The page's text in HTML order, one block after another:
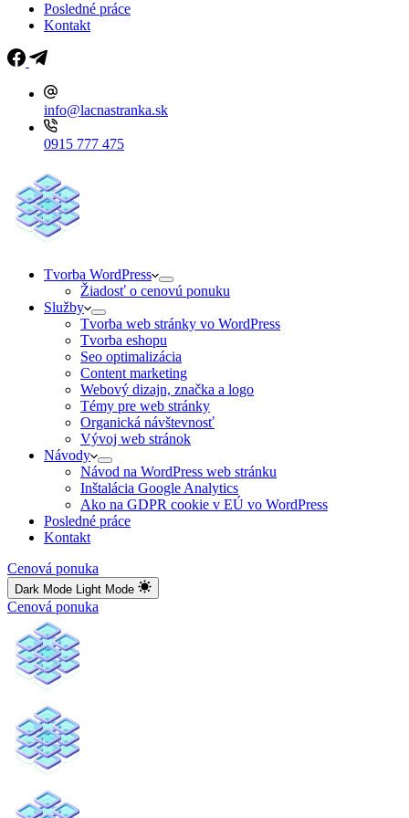
Posledné práce
Kontakt
info@lacnastranka.sk
0915 777 475
Tvorba WordPress
Žiadosť o cenovú ponuku
Služby
Tvorba web stránky vo WordPress
Tvorba eshopu
Seo optimalizácia
Content marketing
Webový dizajn, značka a logo
Témy pre web stránky
Organická návštevnosť
Vývoj web stránok
Návody
Návod na WordPress web stránku
Inštalácia Google Analytics
Ako na GDPR cookie v EÚ vo WordPress
Posledné práce
Kontakt
Cenová ponuka
Dark Mode Light Mode
Cenová ponuka